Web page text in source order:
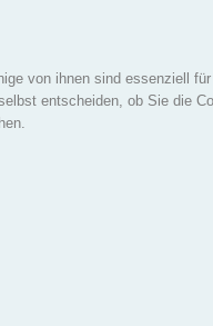
von ihnen sind essenziell
entscheiden, ob Sie die